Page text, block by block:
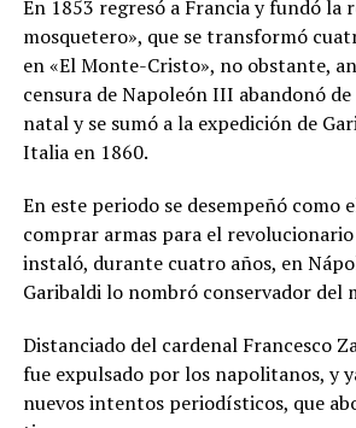
En 1853 regresó a Francia y fundó la
mosquetero», que se transformó
en «El Monte-Cristo», no obstante,
censura de Napoleón III abandonó
natal y se sumó a la expedición de
Italia en 1860.
En este periodo se desempeñó como
comprar armas para el
instaló, durante cuatro años, en
Garibaldi lo nombró conservador del
Distanciado del cardenal Francesco
fue expulsado por los napolitanos, y
nuevos intentos periodísticos, que